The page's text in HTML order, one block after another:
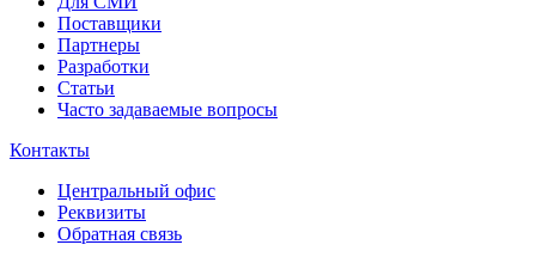
Поставщики
Партнеры
Разработки
Статьи
Часто задаваемые вопросы
Контакты
Центральный офис
Реквизиты
Обратная связь